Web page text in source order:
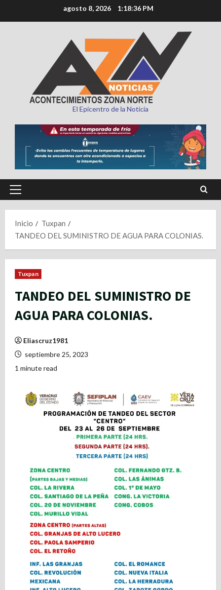
al
agosto 8, 2026 1:18:37 PM
El Epicentro de la Noticia
Menú
Inicio
Tuxpan
TANDEO DEL SUMINISTRO DE AGUA PARA COLONIAS.
Tuxpan
TANDEO DEL SUMINISTRO DE
AGUA PARA COLONIAS.
Eliascruz1981
septiembre 25, 2023
1 minute read